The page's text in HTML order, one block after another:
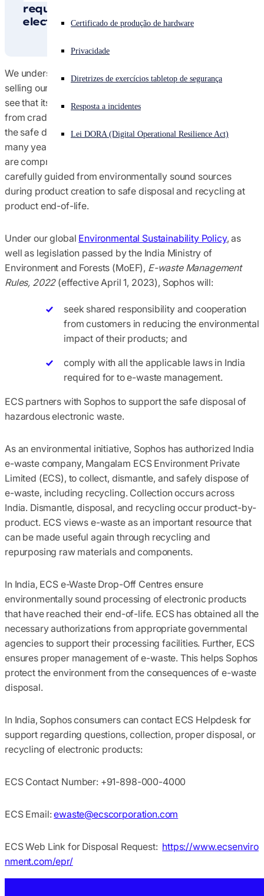
Enfrentando um ataque cibernético? Obtenha ajuda imediata
Open search
Português (Brasil) Open language switcher
Certificado de produção de hardware
Privacidade
Diretrizes de exercícios tabletop de segurança
Resposta a incidentes
Lei DORA (Digital Operational Resilience Act)
Termos e condições dos contratos
Conformidade de comércio global
Avisos
Políticas
requires the careful disposal of
electronic waste.
We understand that our responsibility does not end upon
selling our products to you. Instead, Sophos takes care to
see that its hardware products are environmentally safe
from cradle to grave. In fact, Sophos has been leading in
the safe disposal and recycling of electronic waste for
many years. For example, our electronic hardware products
are comprised from many raw materials, which are
carefully guided from environmentally sound sources
during product creation to safe disposal and recycling at
product end-of-life.
Under our global Environmental Sustainability Policy, as
well as legislation passed by the India Ministry of
Environment and Forests (MoEF), E-waste Management
Rules, 2022 (effective April 1, 2023), Sophoswill:
seek shared responsibility and cooperation
from customers in reducing the environmental
impact of their products; and
comply with all the applicable laws in India
required for to e-waste management.
ECS partners with Sophos to support the safe disposal of
hazardous electronic waste.
As an environmental initiative, Sophos has authorized India
e-waste company, Mangalam ECS Environment Private
Limited (ECS), to collect, dismantle, and safely dispose of
e-waste, including recycling. Collection occurs across
India. Dismantle, disposal, and recycling occur product-by-
product. ECS views e-waste as an important resource that
can be made useful again through recycling and
repurposing raw materials and components.
In India, ECS e-Waste Drop-Off Centres ensure
environmentally sound processing of electronic products
that have reached their end-of-life. ECS has obtained all the
necessary authorizations from appropriate governmental
agencies to support their processing facilities. Further, ECS
ensures proper management of e-waste. This helps Sophos
protect the environment from the consequences of e-waste
disposal.
In India, Sophos consumers can contact ECS Helpdesk for
support regarding questions, collection, proper disposal, or
recycling of electronic products:
ECS Contact Number: +91-898-000-4000
ECS Email:ewaste@ecscorporation.com
ECS Web Link for Disposal Request: https://www.ecsenviro
nment.com/epr/